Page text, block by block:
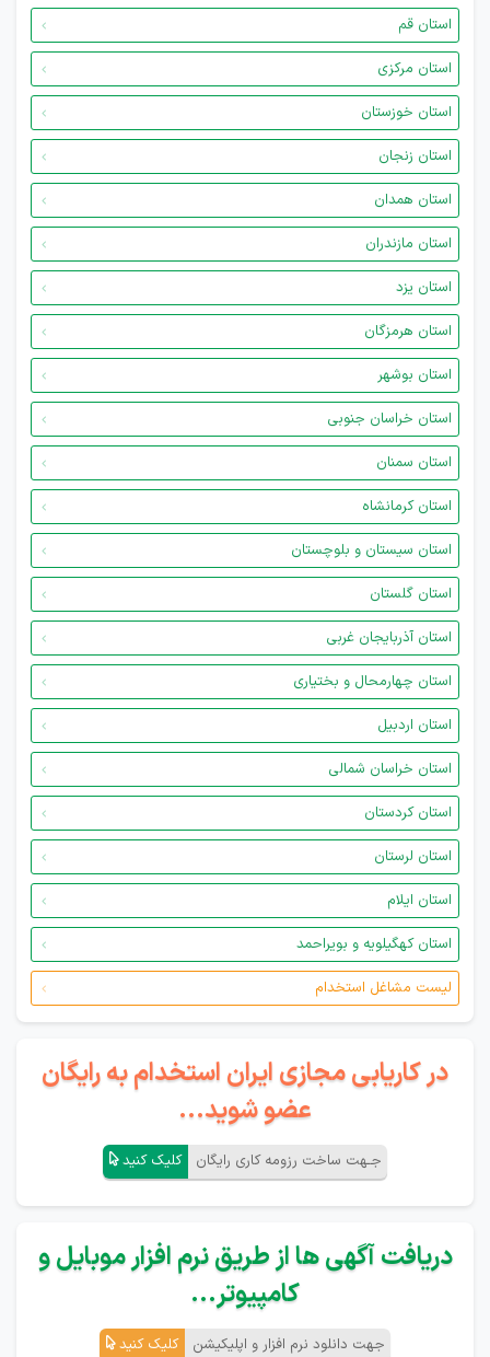
استان قم
استان مرکزی
استان خوزستان
استان زنجان
استان همدان
استان مازندران
استان یزد
استان هرمزگان
استان بوشهر
استان خراسان جنوبی
استان سمنان
استان کرمانشاه
استان سیستان و بلوچستان
استان گلستان
استان آذربایجان غربی
استان چهارمحال و بختیاری
استان اردبیل
استان خراسان شمالی
استان کردستان
استان لرستان
استان ایلام
استان کهگیلویه و بویراحمد
لیست مشاغل استخدام
در کاریابی مجازی ایران استخدام به رایگان
عضو شوید...
جـهت ساخت رزومه کاری رایگان کلیک کنید
دریافت آگهی ها از طریق نرم افزار موبایل و
کامپیوتر...
جهت دانلود نرم افزار و اپلیکیشن کلیک کنید